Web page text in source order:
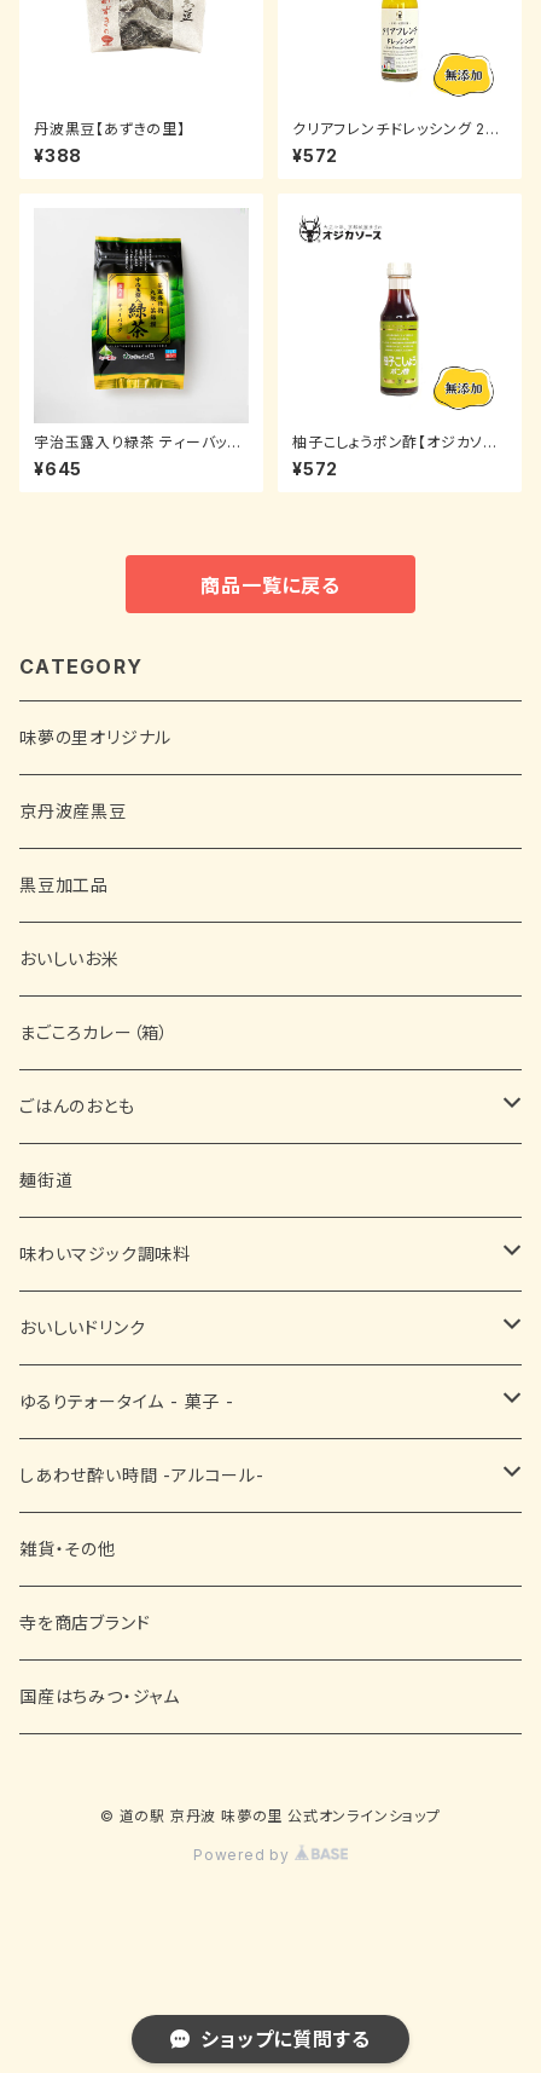
ショップに質問する
丹波黒豆【あずきの里】
¥388
クリアフレンチドレッシング 200
ml【オジカソース】
¥572
宇治玉露入り緑茶 ティーバッグ
茶審査技術九段・茶師撰 30袋
¥645
柚子こしょうポン酢【オジカソー
ス】
¥572
商品一覧に戻る
CATEGORY
味夢の里オリジナル
京丹波産黒豆
黒豆加工品
おいしいお米
まごころカレー（箱）
ごはんのおとも
缶詰
佃煮
ふりかけ
漬物
麺街道
味わいマジック調味料
■ お塩・胡椒・スパイス
■ お醤油・酢・ぽん酢
■ ドレッシング・ソース・その他
おいしいドリンク
黒豆茶
抹茶
その他
ゆるりテォータイム - 菓子 -
■ 和菓子
■ 洋菓子
■ 黒豆菓子
しあわせ酔い時間 -アルコール-
ビール
日本酒
ワイン
雑貨・その他
寺を商店ブランド
国産はちみつ・ジャム
© 道の駅 京丹波 味夢の里 公式オンラインショップ
Powered by